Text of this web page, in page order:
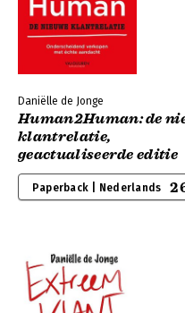
Daniëlle de Jonge
Human2Human: de
klantrelatie,
geactualiseerde editie
Paperback | Nederlands